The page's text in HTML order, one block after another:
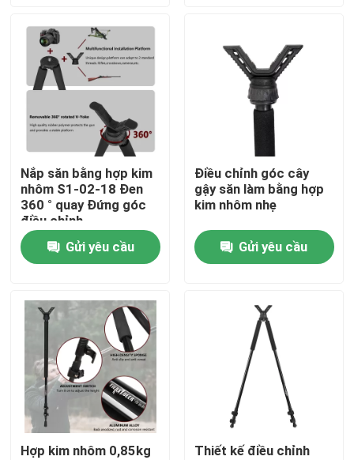
Sản phẩm
Hướng dẫn VR
Về chúng tôi
Tham quan nhà máy
Kiểm soát chất lượng
Liên hệ chúng tôi
Yêu cầu báo giá
Cây đệm săn bắn
Nắp săn bằng hợp kim
nhôm S1-02-18 Đen
360 ° quay Đứng góc
điều chỉnh
Gửi yêu cầu
Điều chỉnh góc cây
gậy săn làm bằng hợp
kim nhôm nhẹ
Gửi yêu cầu
Hợp kim nhôm 0,85kg
Thiết kế điều chỉnh